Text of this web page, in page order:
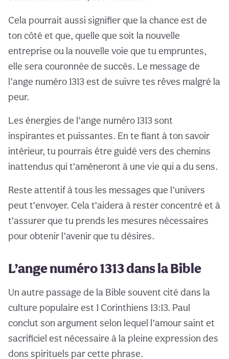
Cela pourrait aussi signifier que la chance est de
ton côté et que, quelle que soit la nouvelle
entreprise ou la nouvelle voie que tu empruntes,
elle sera couronnée de succès. Le message de
l’ange numéro 1313 est de suivre tes rêves malgré la
peur.
Les énergies de l’ange numéro 1313 sont
inspirantes et puissantes. En te fiant à ton savoir
intérieur, tu pourrais être guidé vers des chemins
inattendus qui t’amèneront à une vie qui a du sens.
Reste attentif à tous les messages que l’univers
peut t’envoyer. Cela t’aidera à rester concentré et à
t’assurer que tu prends les mesures nécessaires
pour obtenir l’avenir que tu désires.
L’ange numéro 1313 dans la Bible
Un autre passage de la Bible souvent cité dans la
culture populaire est 1 Corinthiens 13:13. Paul
conclut son argument selon lequel l’amour saint et
sacrificiel est nécessaire à la pleine expression des
dons spirituels par cette phrase.